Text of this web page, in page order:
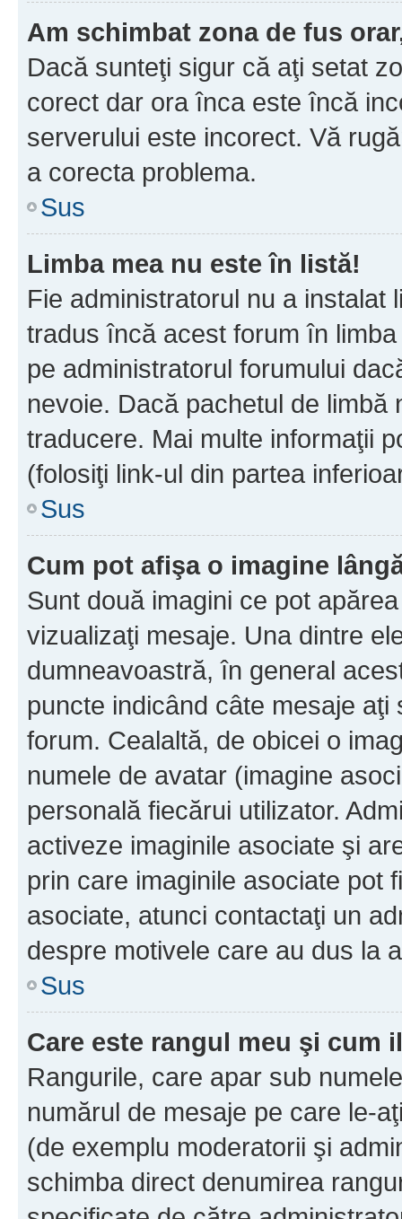
Am schimbat zona de fus
Dacă sunteţi sigur că aţi setat
corect dar ora înca este încă
serverului este incorect. Vă
a corecta problema.
Sus
Limba mea nu este în listă!
Fie administratorul nu a instalat
tradus încă acest forum în
pe administratorul forumului
nevoie. Dacă pachetul de
traducere. Mai multe informaţii
(folosiţi link-ul din partea
Sus
Cum pot afişa o imagine
Sunt două imagini ce pot
vizualizaţi mesaje. Una dintre
dumneavoastră, în general
puncte indicând câte mesaje
forum. Cealaltă, de obicei o
numele de avatar (imagine
personală fiecărui utilizator.
activeze imaginile asociate şi
prin care imaginile asociate pot
asociate, atunci contactaţi un
despre motivele care au dus la
Sus
Care este rangul meu şi cum
Rangurile, care apar sub
numărul de mesaje pe care le-
(de exemplu moderatorii şi
schimba direct denumirea